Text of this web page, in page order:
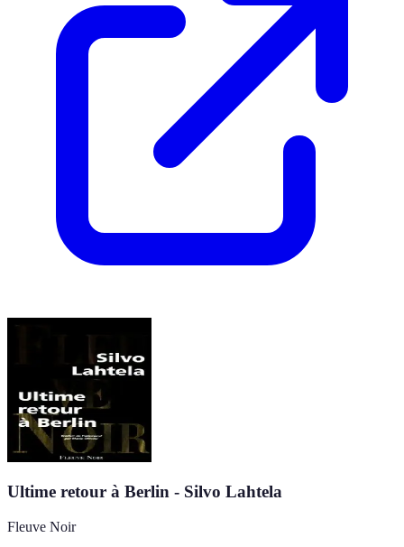
Ultime retour à Berlin - Silvo Lahtela
Fleuve Noir